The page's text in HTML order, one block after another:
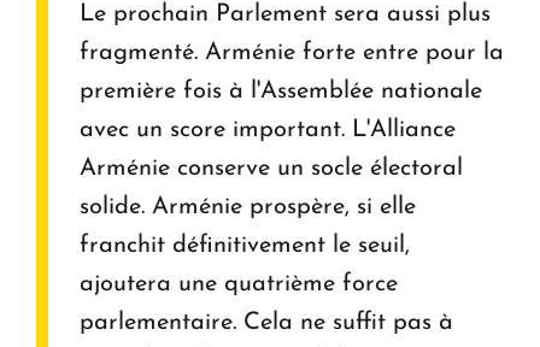
Le prochain Parlement sera aussi plus
fragmenté. Arménie forte entre pour la
première fois à l'Assemblée nationale
avec un score important. L'Alliance
Arménie conserve un socle électoral
solide. Arménie prospère, si elle
franchit définitivement le seuil,
ajoutera une quatrième force
parlementaire. Cela ne suffit pas à